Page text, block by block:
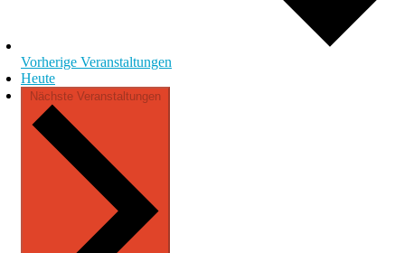
Vorherige Veranstaltungen
Heute
Nächste Veranstaltungen